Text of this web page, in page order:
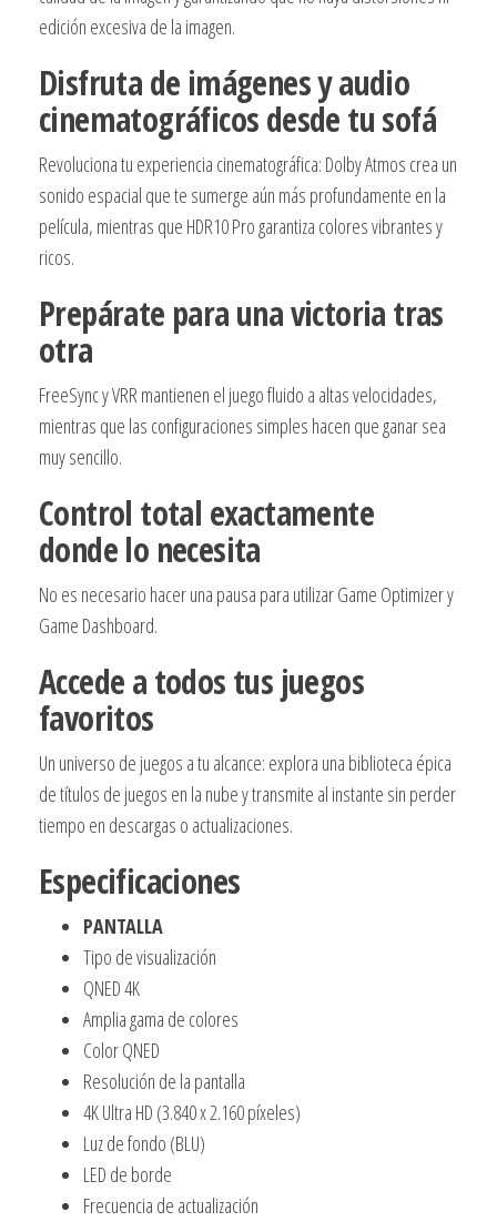
edición excesiva de la imagen.
Disfruta de imágenes y audio
cinematográficos desde tu sofá
Revoluciona tu experiencia cinematográfica: Dolby Atmos crea un
sonido espacial que te sumerge aún más profundamente en la
película, mientras que HDR10 Pro garantiza colores vibrantes y
ricos.
Prepárate para una victoria tras
otra
FreeSync y VRR mantienen el juego fluido a altas velocidades,
mientras que las configuraciones simples hacen que ganar sea
muy sencillo.
Control total exactamente
donde lo necesita
No es necesario hacer una pausa para utilizar Game Optimizer y
Game Dashboard.
Accede a todos tus juegos
favoritos
Un universo de juegos a tu alcance: explora una biblioteca épica
de títulos de juegos en la nube y transmite al instante sin perder
tiempo en descargas o actualizaciones.
Especificaciones
PANTALLA
Tipo de visualización
QNED 4K
Amplia gama de colores
Color QNED
Resolución de la pantalla
4K Ultra HD (3.840 x 2.160 píxeles)
Luz de fondo (BLU)
LED de borde
Frecuencia de actualización